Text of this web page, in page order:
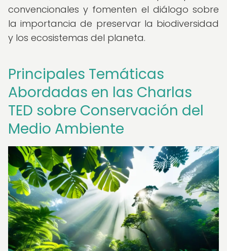
convencionales y fomenten el diálogo sobre
la importancia de preservar la biodiversidad
y los ecosistemas del planeta.
Principales Temáticas
Abordadas en las Charlas
TED sobre Conservación del
Medio Ambiente